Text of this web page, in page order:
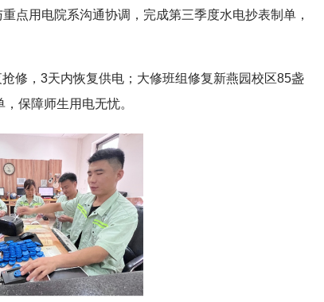
点用电院系沟通协调，完成第三季度水电抄表制单，
修，3天内恢复供电；大修班组修复新燕园校区85盏
保障师生用电无忧。